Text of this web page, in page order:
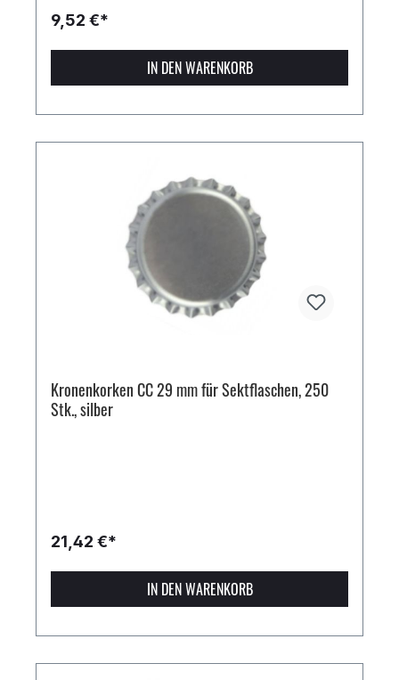
9,52 €*
IN DEN WARENKORB
Kronenkorken CC 29 mm für Sektflaschen, 250
Stk., silber
21,42 €*
IN DEN WARENKORB